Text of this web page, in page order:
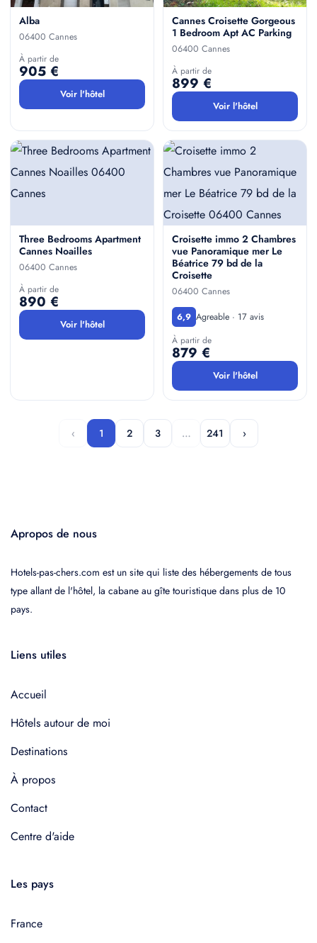
Alba
06400 Cannes
À partir de
905 €
Voir l'hôtel
Cannes Croisette Gorgeous
1 Bedroom Apt AC Parking
06400 Cannes
À partir de
899 €
Voir l'hôtel
Three Bedrooms Apartment
Cannes Noailles
06400 Cannes
À partir de
890 €
Voir l'hôtel
Croisette immo 2 Chambres
vue Panoramique mer Le
Béatrice 79 bd de la
Croisette
06400 Cannes
6,9 Agreable · 17 avis
À partir de
879 €
Voir l'hôtel
‹ 1 2 3 … 241 ›
Apropos de nous
Hotels-pas-chers.com est un site qui liste des hébergements de tous
type allant de l'hôtel, la cabane au gîte touristique dans plus de 10
pays.
Liens utiles
Accueil
Hôtels autour de moi
Destinations
À propos
Contact
Centre d'aide
Les pays
France